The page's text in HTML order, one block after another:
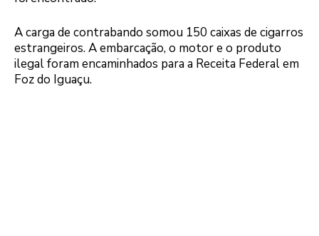
A carga de contrabando somou 150 caixas de cigarros
estrangeiros. A embarcação, o motor e o produto
ilegal foram encaminhados para a Receita Federal em
Foz do Iguaçu.